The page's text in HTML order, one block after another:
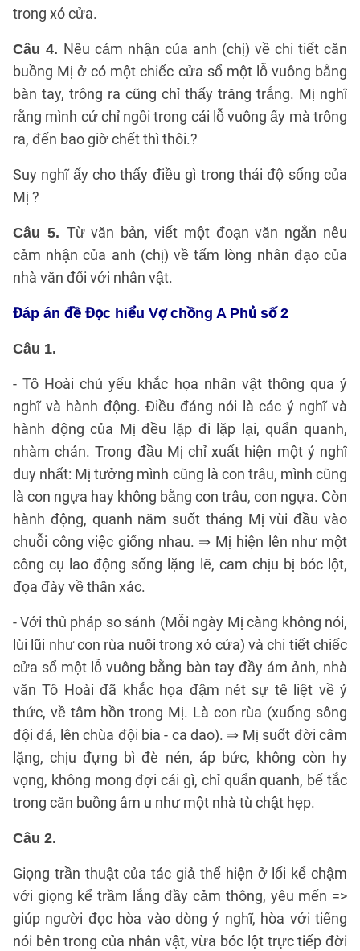
trong xó cửa.
Câu 4. Nêu cảm nhận của anh (chị) về chi tiết căn
buồng Mị ở có một chiếc cửa sổ một lỗ vuông bằng
bàn tay, trông ra cũng chỉ thấy trăng trắng. Mị nghĩ
rằng mình cứ chỉ ngồi trong cái lỗ vuông ấy mà trông
ra, đến bao giờ chết thì thôi.?
Suy nghĩ ấy cho thấy điều gì trong thái độ sống của
Mị ?
Câu 5. Từ văn bản, viết một đoạn văn ngắn nêu
cảm nhận của anh (chị) về tấm lòng nhân đạo của
nhà văn đối với nhân vật.
Đáp án đề Đọc hiểu Vợ chồng A Phủ số 2
Câu 1.
- Tô Hoài chủ yếu khắc họa nhân vật thông qua ý
nghĩ và hành động. Điều đáng nói là các ý nghĩ và
hành động của Mị đều lặp đi lặp lại, quẩn quanh,
nhàm chán. Trong đầu Mị chỉ xuất hiện một ý nghĩ
duy nhất: Mị tưởng mình cũng là con trâu, mình cũng
là con ngựa hay không bằng con trâu, con ngựa. Còn
hành động, quanh năm suốt tháng Mị vùi đầu vào
chuỗi công việc giống nhau. ⇒ Mị hiện lên như một
công cụ lao động sống lặng lẽ, cam chịu bị bóc lột,
đọa đày về thân xác.
- Với thủ pháp so sánh (Mỗi ngày Mị càng không nói,
lùi lũi như con rùa nuôi trong xó cửa) và chi tiết chiếc
cửa sổ một lỗ vuông bằng bàn tay đầy ám ảnh, nhà
văn Tô Hoài đã khắc họa đậm nét sự tê liệt về ý
thức, về tâm hồn trong Mị. Là con rùa (xuống sông
đội đá, lên chùa đội bia - ca dao). ⇒ Mị suốt đời câm
lặng, chịu đựng bì đè nén, áp bức, không còn hy
vọng, không mong đợi cái gì, chỉ quẩn quanh, bế tắc
trong căn buồng âm u như một nhà tù chật hẹp.
Câu 2.
Giọng trần thuật của tác giả thể hiện ở lối kể chậm
với giọng kể trầm lắng đầy cảm thông, yêu mến =>
giúp người đọc hòa vào dòng ý nghĩ, hòa với tiếng
nói bên trong của nhân vật, vừa bóc lột trực tiếp đời